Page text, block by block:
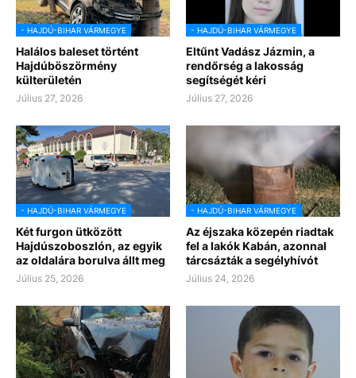
- HAJDÚ-BIHAR VÁRMEGYE
Halálos baleset történt
Hajdúböszörmény
külterületén
Július 27, 2026
- HAJDÚ-BIHAR VÁRMEGYE
Eltűnt Vadász Jázmin, a
rendőrség a lakosság
segítségét kéri
Július 27, 2026
- HAJDÚ-BIHAR VÁRMEGYE
Két furgon ütközött
Hajdúszoboszlón, az egyik
az oldalára borulva állt meg
Július 25, 2026
- HAJDÚ-BIHAR VÁRMEGYE
Az éjszaka közepén riadtak
fel a lakók Kabán, azonnal
tárcsázták a segélyhívót
Július 24, 2026